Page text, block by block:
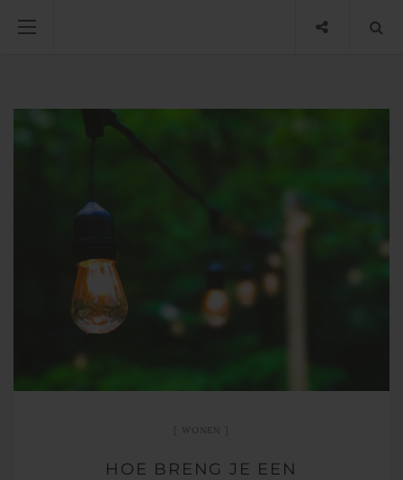
WONEN
HOE BRENG JE EEN